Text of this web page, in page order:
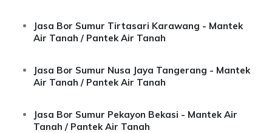
Jasa Bor Sumur Tirtasari Karawang - Mantek
Air Tanah / Pantek Air Tanah
Jasa Bor Sumur Nusa Jaya Tangerang - Mantek
Air Tanah / Pantek Air Tanah
Jasa Bor Sumur Pekayon Bekasi - Mantek Air
Tanah / Pantek Air Tanah